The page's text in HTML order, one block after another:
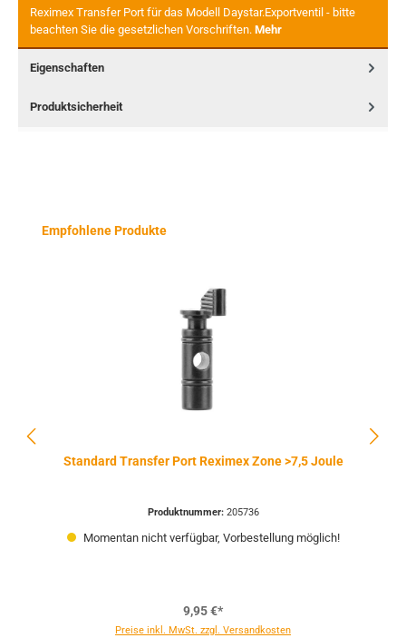
Reximex Transfer Port für das Modell Daystar.Exportventil - bitte
beachten Sie die gesetzlichen Vorschriften. Mehr
Eigenschaften
Produktsicherheit
Produktgalerie überspringen
Empfohlene Produkte
Standard Transfer Port Reximex Zone >7,5 Joule
Produktnummer: 205736
Momentan nicht verfügbar, Vorbestellung möglich!
9,95 €*
Preise inkl. MwSt. zzgl. Versandkosten